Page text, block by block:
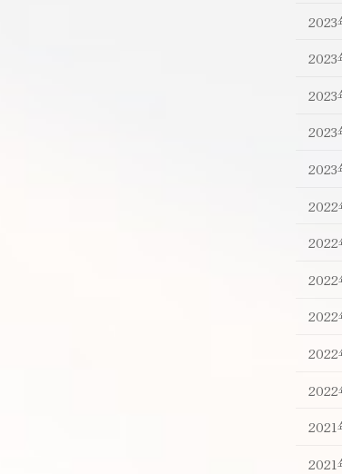
2023
2023
2023
2023
2023
2022
2022
2022
2022
2022
2022
2021
2021